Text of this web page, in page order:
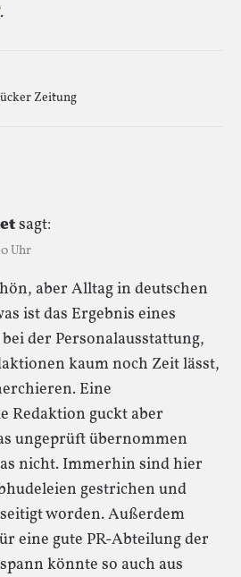
.
Zeitung
sagt:
Uhr
aber Alltag in deutschen
ist das Ergebnis eines
der Personalausstattung,
kaum noch Zeit lässt,
Eine
Redaktion guckt aber
ungeprüft übernommen
nicht. Immerhin sind hier
gestrichen und
worden. Außerdem
eine gute PR-Abteilung der
könnte so auch aus